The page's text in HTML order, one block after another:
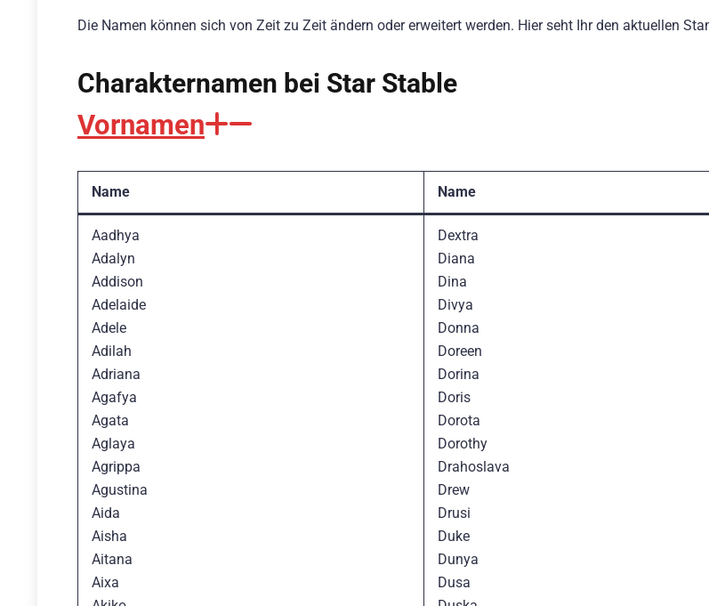
Die Namen können sich von Zeit zu Zeit ändern oder erweitert werden. Hier seht Ihr den aktuellen
Charakternamen bei Star Stable
Vornamen
Name Name
Aadhya
Adalyn
Addison
Adelaide
Adele
Adilah
Adriana
Agafya
Agata
Aglaya
Agrippa
Agustina
Aida
Aisha
Aitana
Aixa
Dextra
Diana
Dina
Divya
Donna
Doreen
Dorina
Doris
Dorota
Dorothy
Drahoslava
Drew
Drusi
Duke
Dunya
Dusa